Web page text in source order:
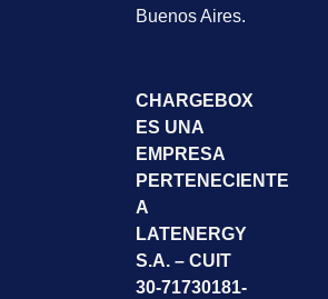
Buenos Aires.
CHARGEBOX
ES UNA
EMPRESA
PERTENECIENTE
A
LATENERGY
S.A. – CUIT
30-71730181-